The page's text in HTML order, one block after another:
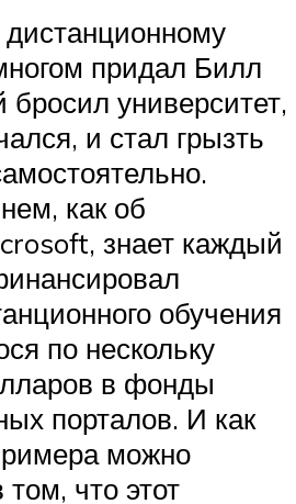
придал Билл
бросил университет,
и стал грызть
как об
знает каждый
обучения
по нескольку
в фонды
порталов. И как
можно
что этот